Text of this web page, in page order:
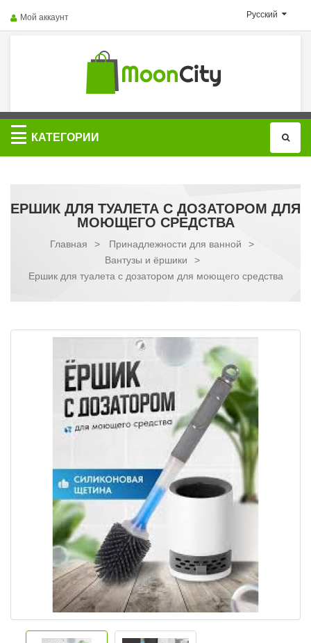
Русский
Мой аккаунт
Категории
КАТЕГОРИИ
ЕРШИК ДЛЯ ТУАЛЕТА С ДОЗАТОРОМ ДЛЯ
МОЮЩЕГО СРЕДСТВА
Главная > Принадлежности для ванной
>
Вантузы и ёршики
>
Ершик для туалета с дозатором для моющего средства